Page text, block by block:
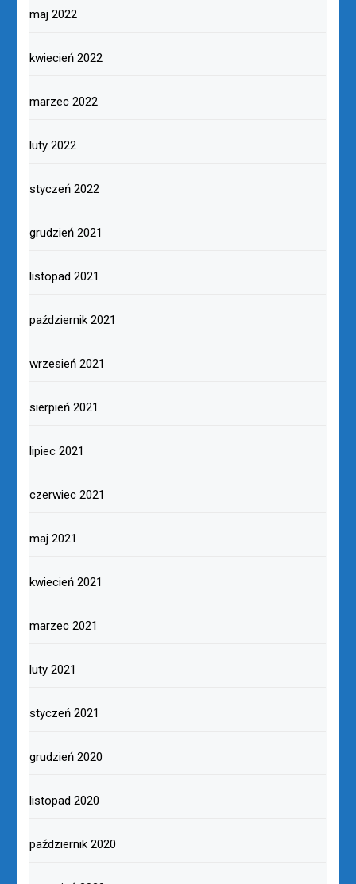
luty 2023
styczeń 2023
grudzień 2022
listopad 2022
październik 2022
wrzesień 2022
sierpień 2022
lipiec 2022
czerwiec 2022
maj 2022
kwiecień 2022
marzec 2022
luty 2022
styczeń 2022
grudzień 2021
listopad 2021
październik 2021
wrzesień 2021
sierpień 2021
lipiec 2021